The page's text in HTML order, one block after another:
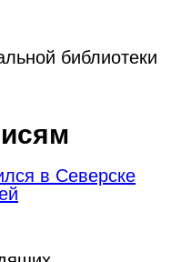
библиотеки
в Северске